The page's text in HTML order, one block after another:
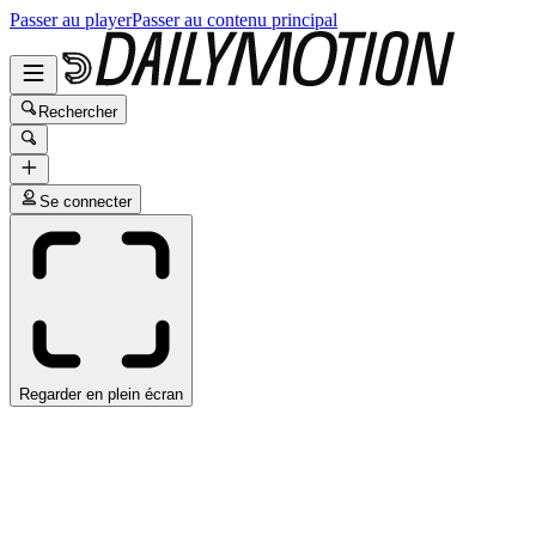
Passer au playerPasser au contenu principal
Rechercher
Se connecter
Regarder en plein écran